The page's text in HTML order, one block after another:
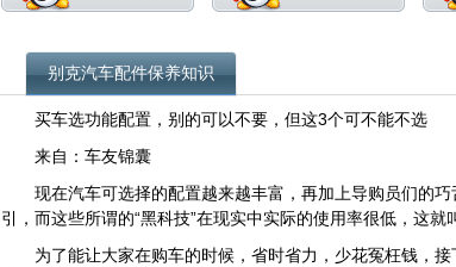
别克汽车配件保养知识
买车选功能配置，别的可以不要，但这3个可不能不选
来自：车友锦囊
现在汽车可选择的配置越来越丰富，再加上导购员们的
引，而这些所谓的“黑科技”在现实中实际的使用率很低，这就
为了能让大家在购车的时候，省时省力，少花冤枉钱，